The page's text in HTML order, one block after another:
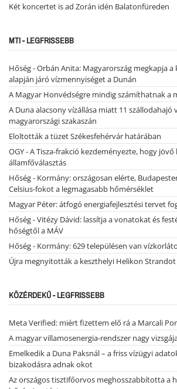
Két koncertet is ad Zorán idén Balatonfüreden
MTI - LEGFRISSEBB
Hőség - Orbán Anita: Magyarország megkapja
alapján járó vízmennyiséget a Dunán
A Magyar Honvédségre mindig számíthatnak a
A Duna alacsony vízállása miatt 11 szállodahajó
magyarországi szakaszán
Eloltották a tüzet Székesfehérvár határában
OGY - A Tisza-frakció kezdeményezte, hogy
államfőválasztás
Hőség - Kormány: országosan elérte,
Celsius-fokot a legmagasabb hőmérséklet
Magyar Péter: átfogó energiafejlesztési tervet
Hőség - Vitézy Dávid: lassítja a vonatokat és
hőségtől a MÁV
Hőség - Kormány: 629 településen van
Újra megnyitották a keszthelyi Helikon Strandot
KÖZÉRDEKŰ - LEGFRISSEBB
Meta Verified: miért fizettem elő rá a Marcali
A magyar villamosenergia-rendszer nagy
Emelkedik a Duna Paksnál – a friss vízügyi
bizakodásra adnak okot
Az országos tisztifőorvos meghosszabbította a